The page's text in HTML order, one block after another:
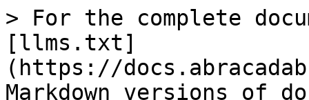
> For the complete
[llms.txt]
(https://
Markdown versions of